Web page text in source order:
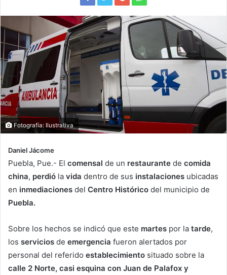
Fotografía: Ilustrativa
Daniel Jácome
Puebla, Pue.- El comensal de un restaurante de comida
china, perdió la vida dentro de sus instalaciones ubicadas
en inmediaciones del Centro Histórico del municipio de
Puebla.
Sobre los hechos se indicó que este martes por la tarde,
los servicios de emergencia fueron alertados por
personal del referido establecimiento situado sobre la
calle 2 Norte, casi esquina con Juan de Palafox y